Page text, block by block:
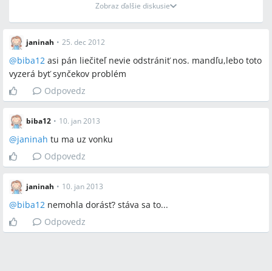
Zobraz ďalšie diskusie
janinah • 25. dec 2012
@biba12 asi pán liečiteľ nevie odstrániť nos. mandľu,lebo toto
vyzerá byť synčekov problém
Odpovedz
biba12 • 10. jan 2013
@janinah tu ma uz vonku
Odpovedz
janinah • 10. jan 2013
@biba12 nemohla dorásť? stáva sa to...
Odpovedz